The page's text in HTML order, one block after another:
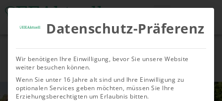
Nachhaltige
Investments
Allgemein Bioenergie
Datenschutz-Präferenz
Wir benötigen Ihre Einwilligung, bevor Sie unsere Website
weiter besuchen können.
Wenn Sie unter 16 Jahre alt sind und Ihre Einwilligung zu
optionalen Services geben möchten, müssen Sie Ihre
Erziehungsberechtigten um Erlaubnis bitten.